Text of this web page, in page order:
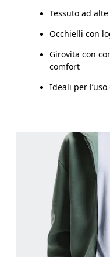
Tessuto ad
Occhielli con
Girovita con
comfort
Ideali per